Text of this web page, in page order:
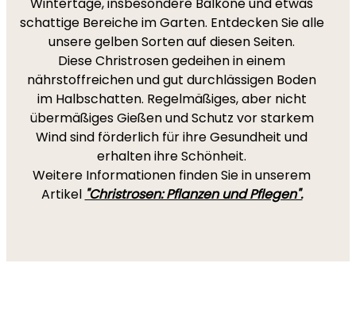
schattige Bereiche im Garten. Entdecken Sie alle
unsere gelben Sorten auf diesen Seiten.
Diese Christrosen gedeihen in einem
nährstoffreichen und gut durchlässigen Boden
im Halbschatten. Regelmäßiges, aber nicht
übermäßiges Gießen und Schutz vor starkem
Wind sind förderlich für ihre Gesundheit und
erhalten ihre Schönheit.
Weitere Informationen finden Sie in unserem
Artikel "Christrosen: Pflanzen und Pflegen".